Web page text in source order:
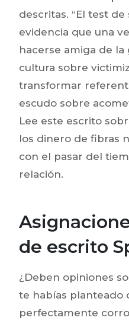
descritas. “El test
evidencia que una
hacerse amiga de la
cultura sobre
transformar
escudo sobre
Lee este escrito
los dinero de fibras
con el pasar del
relación.
de escrito
¿Deben opiniones
te habías planteado
perfectamente